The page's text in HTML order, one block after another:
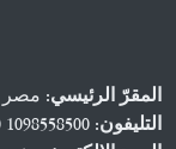
المقرّ الرئيسي: مصر
التليفون: